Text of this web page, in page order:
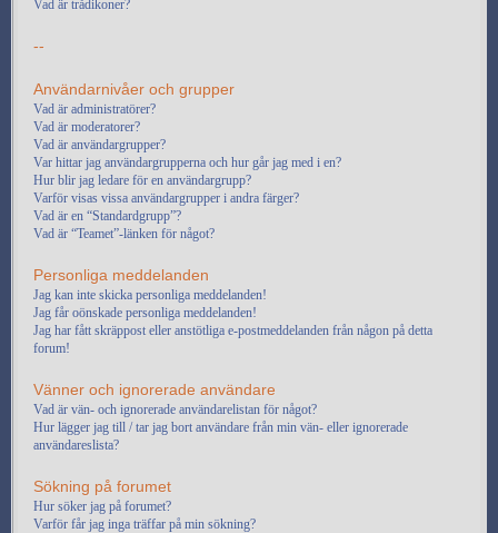
Vad är trådikoner?
--
Användarnivåer och grupper
Vad är administratörer?
Vad är moderatorer?
Vad är användargrupper?
Var hittar jag användargrupperna och hur går jag med i en?
Hur blir jag ledare för en användargrupp?
Varför visas vissa användargrupper i andra färger?
Vad är en “Standardgrupp”?
Vad är “Teamet”-länken för något?
Personliga meddelanden
Jag kan inte skicka personliga meddelanden!
Jag får oönskade personliga meddelanden!
Jag har fått skräppost eller anstötliga e-postmeddelanden från någon på detta
forum!
Vänner och ignorerade användare
Vad är vän- och ignorerade användarelistan för något?
Hur lägger jag till / tar jag bort användare från min vän- eller ignorerade
användareslista?
Sökning på forumet
Hur söker jag på forumet?
Varför får jag inga träffar på min sökning?